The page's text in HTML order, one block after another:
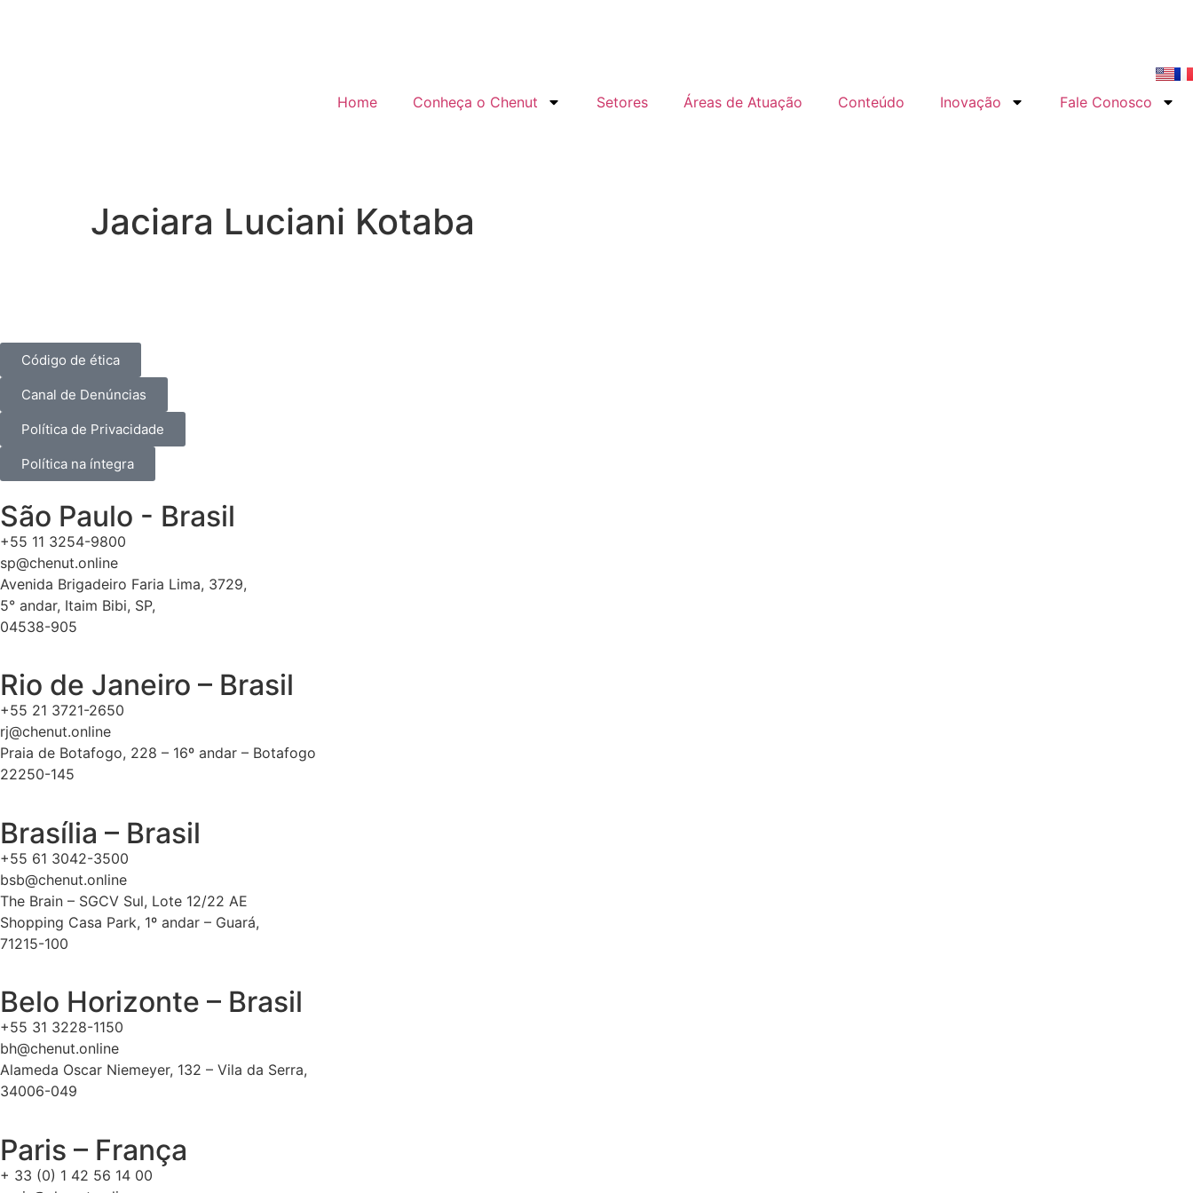
Home Conheça o Chenut Setores Áreas de Atuação Conteúdo Inovação Fale Conosco
Jaciara Luciani Kotaba
Código de ética
Canal de Denúncias
Política de Privacidade
Política na íntegra
São Paulo - Brasil
+55 11 3254-9800
sp@chenut.online
Avenida Brigadeiro Faria Lima, 3729,
5° andar, Itaim Bibi, SP,
04538-905
Rio de Janeiro – Brasil
+55 21 3721-2650
rj@chenut.online
Praia de Botafogo, 228 – 16º andar – Botafogo
22250-145
Brasília – Brasil
+55 61 3042-3500
bsb@chenut.online
The Brain – SGCV Sul, Lote 12/22 AE
Shopping Casa Park, 1º andar – Guará,
71215-100
Belo Horizonte – Brasil
+55 31 3228-1150
bh@chenut.online
Alameda Oscar Niemeyer, 132 – Vila da Serra,
34006-049
Paris – França
+ 33 (0) 1 42 56 14 00